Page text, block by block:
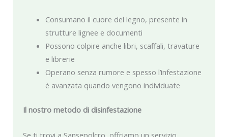
Consumano il cuore del legno, presente in
strutture lignee e documenti
Possono colpire anche libri, scaffali, travature
e librerie
Operano senza rumore e spesso l’infestazione
è avanzata quando vengono individuate
Il nostro metodo di disinfestazione
Se ti trovi a Sansepolcro, offriamo un servizio